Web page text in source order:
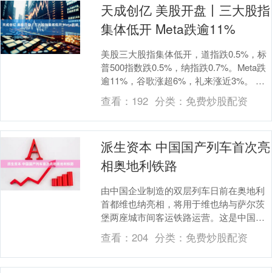
天成创亿 美股开盘丨三大股指
集体低开 Meta跌逾11%
美股三大股指集体低开，道指跌0.5%，标
普500指数跌0.5%，纳指跌0.7%。Meta跌
逾11%，谷歌涨超6%，礼来涨近3%。 举
报 第一财经广告合作，请点击....
查看： 192 分类： 免费炒股配资
派生资本 中国国产列车首次亮
相奥地利铁路
由中国企业制造的双层列车日前在奥地利
首都维也纳亮相，将用于维也纳与萨尔茨
堡两座城市间客运铁路运营。这是中国制
造双层列车首次正式投入奥地利客运铁路
系统。 由中国中....
查看：204 分类： 免费炒股配资